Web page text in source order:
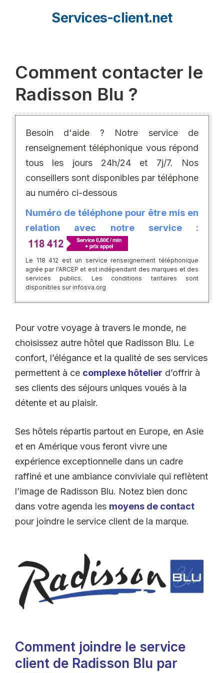
Services-client.net
Comment contacter le
Radisson Blu ?
Besoin d'aide ? Notre service de
renseignement téléphonique vous répond
tous les jours 24h/24 et 7j/7. Nos
conseillers sont disponibles par téléphone
au numéro ci-dessous
Numéro de téléphone pour être mis en
relation avec notre service :
Le 118 412 est un service renseignement téléphonique
agrée par l'ARCEP et est indépendant des marques et des
services publics. Les conditions tarifaires sont
disponibles sur infosva.org
Pour votre voyage à travers le monde, ne
choisissez autre hôtel que Radisson Blu. Le
confort, l’élégance et la qualité de ses services
permettent à ce complexe hôtelier d’offrir à
ses clients des séjours uniques voués à la
détente et au plaisir.
Ses hôtels répartis partout en Europe, en Asie
et en Amérique vous feront vivre une
expérience exceptionnelle dans un cadre
raffiné et une ambiance conviviale qui reflètent
l’image de Radisson Blu. Notez bien donc
dans votre agenda les moyens de contact
pour joindre le service client de la marque.
Comment joindre le service
client de Radisson Blu par